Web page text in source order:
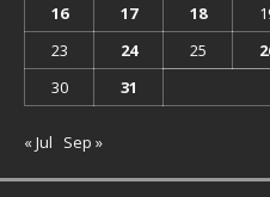
16
17 18
23
24 25
30
31
« Jul Sep »